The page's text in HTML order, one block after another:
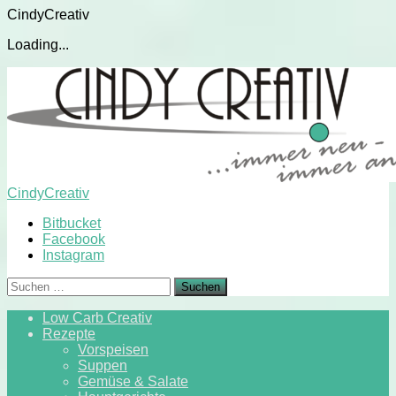
CindyCreativ
Loading...
content
CindyCreativ
Bitbucket
Facebook
Instagram
Suchen
nach:
Low Carb Creativ
Rezepte
Vorspeisen
Suppen
Gemüse & Salate